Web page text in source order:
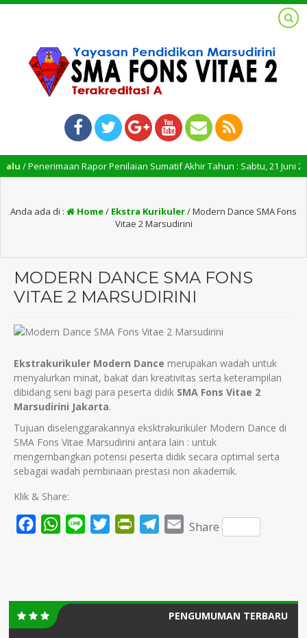
/ Penerimaan Rapor Penilaian Sumatif Akhir Tahun : Sabtu, 21 Juni 2025,
Anda ada di : Home/ Ekstra Kurikuler/Modern Dance SMA Fons
Vitae 2 Marsudirini
MODERN DANCE SMA FONS
VITAE 2 MARSUDIRINI
Ekstrakurikuler Modern Dance merupakan wadah untuk
menyalurkan minat, bakat dan kreativitas serta keterampilan
dibidang seni bagi para peserta didik SMA Fons Vitae 2
Marsudirini Jakarta.
Tujuan diselenggarakannya eksktrakurikuler Modern Dance di
SMA Fons Vitae Marsudirini antara lain : untuk
mengembangkan potensi peserta didik secara optimal serta
sebagai wadah pembinaan prestasi non akademik.
Klik & Share:
FacebookWhatsApp
Line TwitterPrintFriendly
Telegram
Email
Share
PENGUMUMAN TERBARU